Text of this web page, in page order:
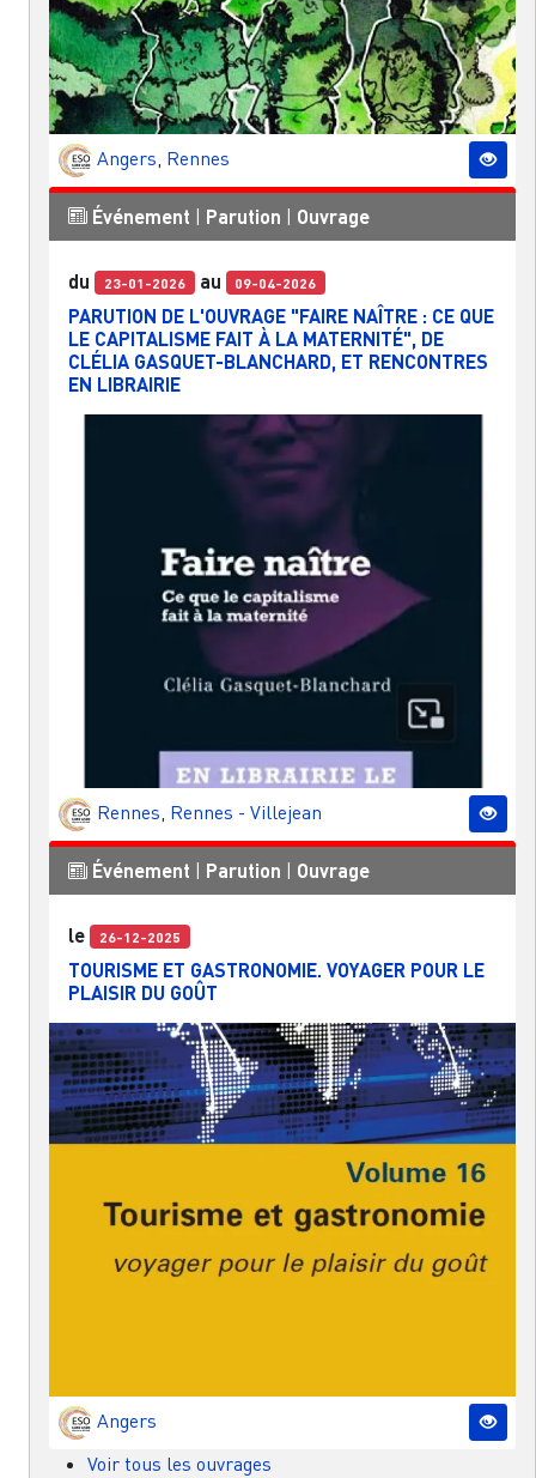
Angers Rennes
Événement | Parution | Ouvrage
du 23-01-2026 au 09-04-2026
PARUTION DE L'OUVRAGE "FAIRE NAÎTRE : CE QUE
LE CAPITALISME FAIT À LA MATERNITÉ", DE
CLÉLIA GASQUET-BLANCHARD, ET RENCONTRES
EN LIBRAIRIE
Rennes Rennes - Villejean
Événement Parution Ouvrage
le 26-12-2025
TOURISME ET GASTRONOMIE. VOYAGER POUR LE
PLAISIR DU GOÛT
Angers
Voir tous les ouvrages